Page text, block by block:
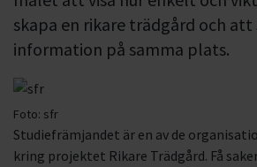
skapa en rikare trädgård och
information på samma plats.
Foto: sfr
Studiefrämjandet är en av de
kring projektet Rikare Trädgård. Få